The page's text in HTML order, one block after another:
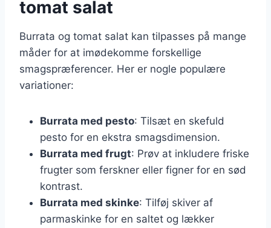
tomat salat
Burrata og tomat salat kan tilpasses på mange
måder for at imødekomme forskellige
smagspræferencer. Her er nogle populære
variationer:
Burrata med pesto: Tilsæt en skefuld
pesto for en ekstra smagsdimension.
Burrata med frugt: Prøv at inkludere friske
frugter som ferskner eller figner for en sød
kontrast.
Burrata med skinke: Tilføj skiver af
parmaskinke for en saltet og lækker